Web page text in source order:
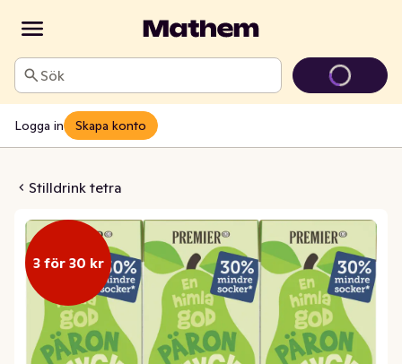
Sök
Logga in Skapa konto
Stilldrink tetra
Socker 3x25cl
3 för 30 kr